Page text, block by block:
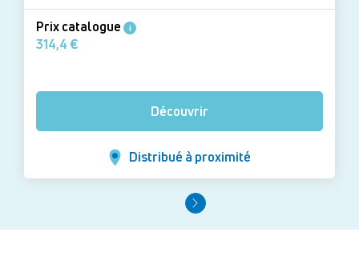
Prix catalogue i
314,4 €
Découvrir
Distribué à proximité